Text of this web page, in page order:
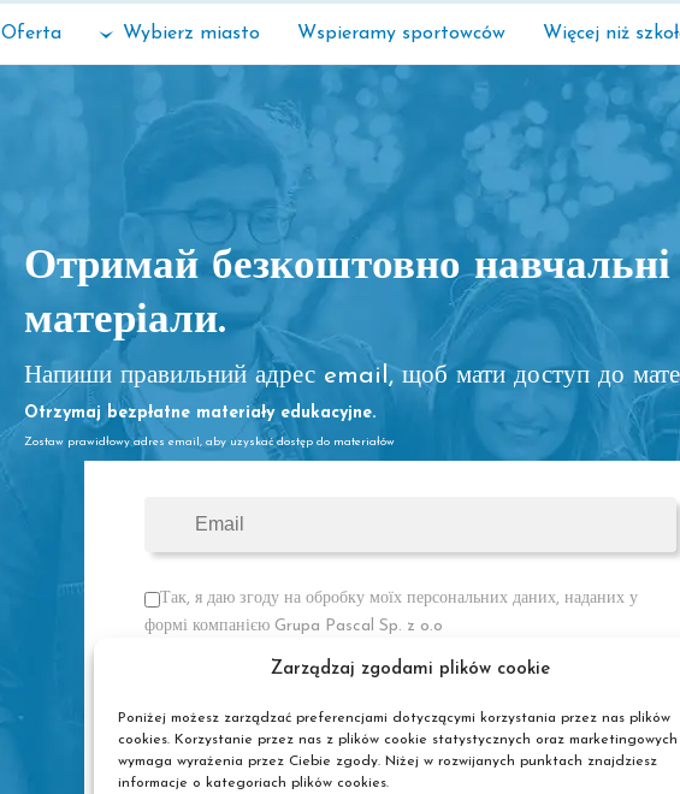
Zarządzaj zgodami plików cookie
Poniżej możesz zarządzać preferencjami dotyczącymi korzystania przez nas plików
cookies. Korzystanie przez nas z plików cookie statystycznych oraz marketingowych
wymaga wyrażenia przez Ciebie zgody. Niżej w rozwijanych punktach znajdziesz
informacje o kategoriach plików cookies.
Oferta Wybierz miasto Wspieramy sportowców Więcej niż
Отримай безкоштовно навчальні
матеріали.
Напиши правильний адрес email, щоб мати доступ до
Otrzymaj bezpłatne materiały edukacyjne.
Zostaw prawidłowy adres email, aby uzyskać dostęp do materiałów
Так, я даю згоду на обробку моїх персональних даних, наданих у
формі компанією Grupa Pascal Sp. z o.o
Так, я хотів би отримувати електронною поштою інформацію про
події, матеріали, акції та спеціальні пропозиції Grupa Pascal Sp. z o.o.
Я прочитав і приймаю Політику конфіденційності